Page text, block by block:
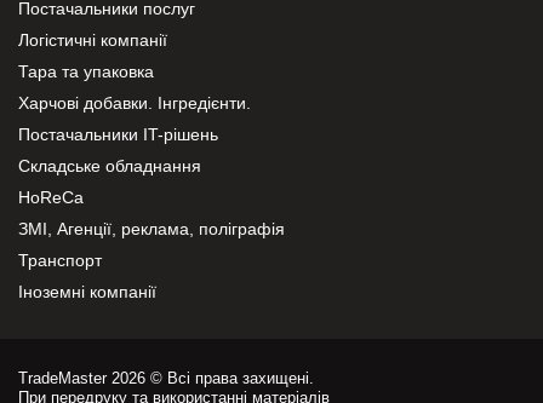
Постачальники послуг
Логістичні компанії
Тара та упаковка
Харчові добавки. Інгредієнти.
Постачальники IT-рішень
Складське обладнання
HoReCa
ЗМІ, Агенції, реклама, поліграфія
Транспорт
Іноземні компанії
TradeMaster 2026 © Всі права захищені.
При передруку та використанні матеріалів